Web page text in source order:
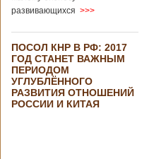
импорта из Китая
Подробнее...
21/02/2019 - 22:30
Китай и Россия
собираются
разрабатывать
тяжелый
вертолет
развивающихся >>>
ПОСОЛ КНР В РФ: 2017
ГОД СТАНЕТ ВАЖНЫМ
ПЕРИОДОМ
УГЛУБЛЁННОГО
РАЗВИТИЯ ОТНОШЕНИЙ
РОССИИ И КИТАЯ